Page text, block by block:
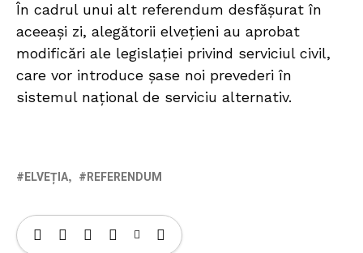
În cadrul unui alt referendum desfășurat în
aceeași zi, alegătorii elvețieni au aprobat
modificări ale legislației privind serviciul civil,
care vor introduce șase noi prevederi în
sistemul național de serviciu alternativ.
ELVEȚIA REFERENDUM